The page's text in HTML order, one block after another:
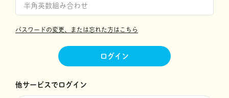
パスワードの変更、または忘れた方はこちら
ログイン
他サービスでログイン